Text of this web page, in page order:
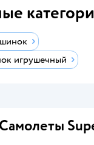
игрушечный